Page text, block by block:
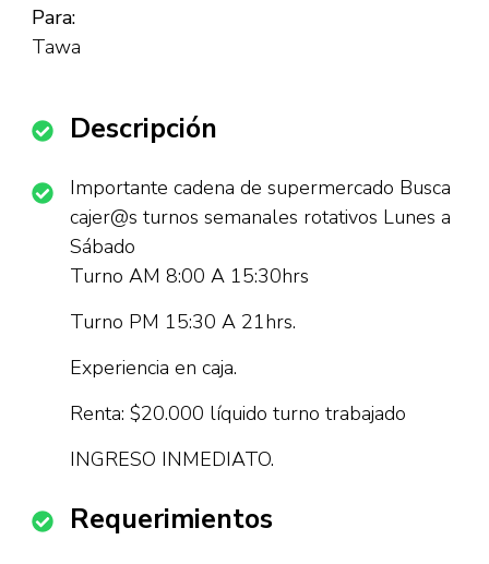
Para:
Tawa
Descripción
Importante cadena de supermercado Busca
cajer@s turnos semanales rotativos Lunes a
Sábado
Turno AM 8:00 A 15:30hrs
Turno PM 15:30 A 21hrs.
Experiencia en caja.
Renta: $20.000 líquido turno trabajado
INGRESO INMEDIATO.
Requerimientos